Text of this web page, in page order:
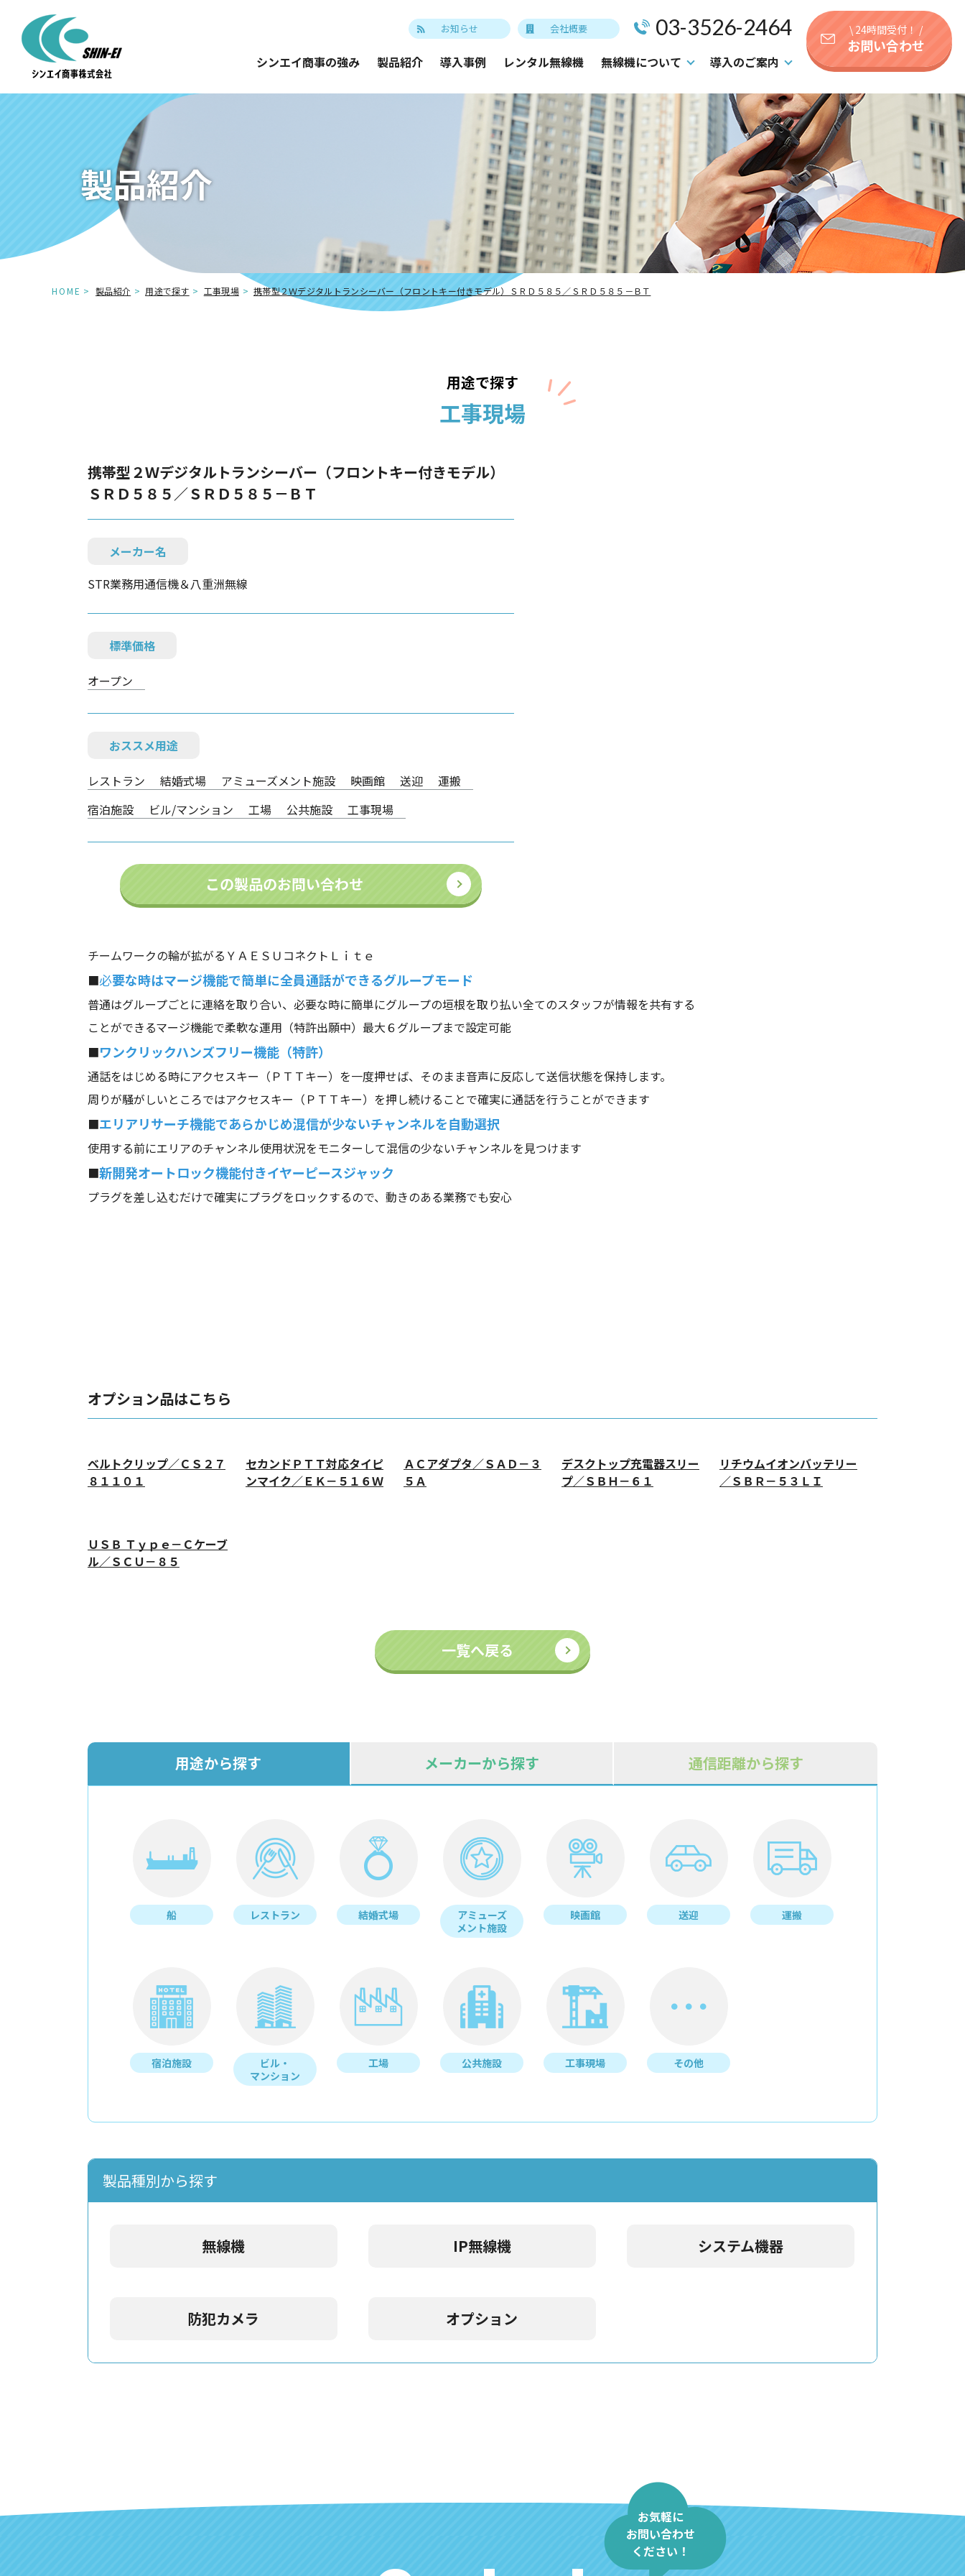
お知らせ 会社概要 03-3526-2464
シンエイ商事の強み 製品紹介 導入事例 レンタル無線機 無線機について 導入のご案内
\ 24時間受付！ /
お問い合わせ
製品紹介
HOME 製品紹介 用途で探す 工事現場 携帯型２Ｗデジタルトランシーバー（フロントキー付きモデル）ＳＲＤ５８５／ＳＲＤ５８５－ＢＴ
用途で探す
工事現場
携帯型２Ｗデジタルトランシーバー（フロントキー付きモデル）
ＳＲＤ５８５／ＳＲＤ５８５－ＢＴ
メーカー名
STR業務用通信機＆八重洲無線
標準価格
オープン
おススメ用途
レストラン 結婚式場 アミューズメント施設 映画館 送迎
運搬
宿泊施設
ビル/マンション 工場 公共施設 工事現場
この製品のお問い合わせ
チームワークの輪が拡がるＹＡＥＳＵコネクトＬｉｔｅ
■必要な時はマージ機能で簡単に全員通話ができるグループモード
普通はグループごとに連絡を取り合い、必要な時に簡単にグループの垣根を取り払い全てのスタッフが情報を共有する
ことができるマージ機能で柔軟な運用（特許出願中）最大６グループまで設定可能
■ワンクリックハンズフリー機能（特許）
通話をはじめる時にアクセスキー（ＰＴＴキー）を一度押せば、そのまま音声に反応して送信状態を保持します。
周りが騒がしいところではアクセスキー（ＰＴＴキー）を押し続けることで確実に通話を行うことができます
■エリアリサーチ機能であらかじめ混信が少ないチャンネルを自動選択
使用する前にエリアのチャンネル使用状況をモニターして混信の少ないチャンネルを見つけます
■新開発オートロック機能付きイヤーピースジャック
プラグを差し込むだけで確実にプラグをロックするので、動きのある業務でも安心
オプション品はこちら
ベルトクリップ／ＣＳ２７
８１１０１
セカンドＰＴＴ対応タイピ
ンマイク／ＥＫ－５１６Ｗ
ＡＣアダプタ／ＳＡＤ－３
５Ａ
デスクトップ充電器スリー
プ／ＳＢＨ－６１
リチウムイオンバッテリー
／ＳＢＲ－５３ＬＩ
ＵＳＢ Ｔｙｐｅ－Ｃケーブ
ル／ＳＣＵ－８５
一覧へ戻る
用途から探す メーカーから探す 通信距離から探す
船 レストラン 結婚式場
アミューズ
メント施設
映画館 送迎 運搬
宿泊施設
ビル・
マンション
工場 公共施設 工事現場 その他
製品種別から探す
無線機 IP無線機 システム機器
防犯カメラ オプション
お気軽に
お問い合わせ
ください！